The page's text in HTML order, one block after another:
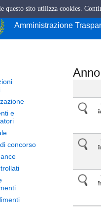
Città di Cava
Amministrazione
e
concorso
sito utilizza cookies.